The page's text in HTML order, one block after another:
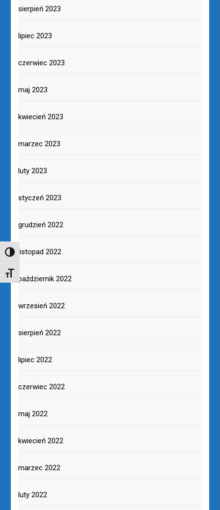
TOGGLE HIGH CONTRAST
TOGGLE FONT SIZE
sierpień 2023
lipiec 2023
czerwiec 2023
maj 2023
kwiecień 2023
marzec 2023
luty 2023
styczeń 2023
grudzień 2022
listopad 2022
październik 2022
wrzesień 2022
sierpień 2022
lipiec 2022
czerwiec 2022
maj 2022
kwiecień 2022
marzec 2022
luty 2022